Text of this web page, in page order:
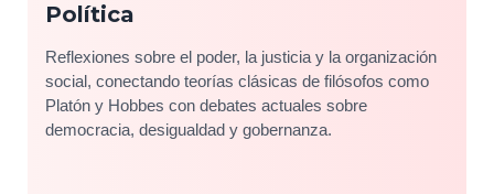
Política
Reflexiones sobre el poder, la justicia y la organización
social, conectando teorías clásicas de filósofos como
Platón y Hobbes con debates actuales sobre
democracia, desigualdad y gobernanza.